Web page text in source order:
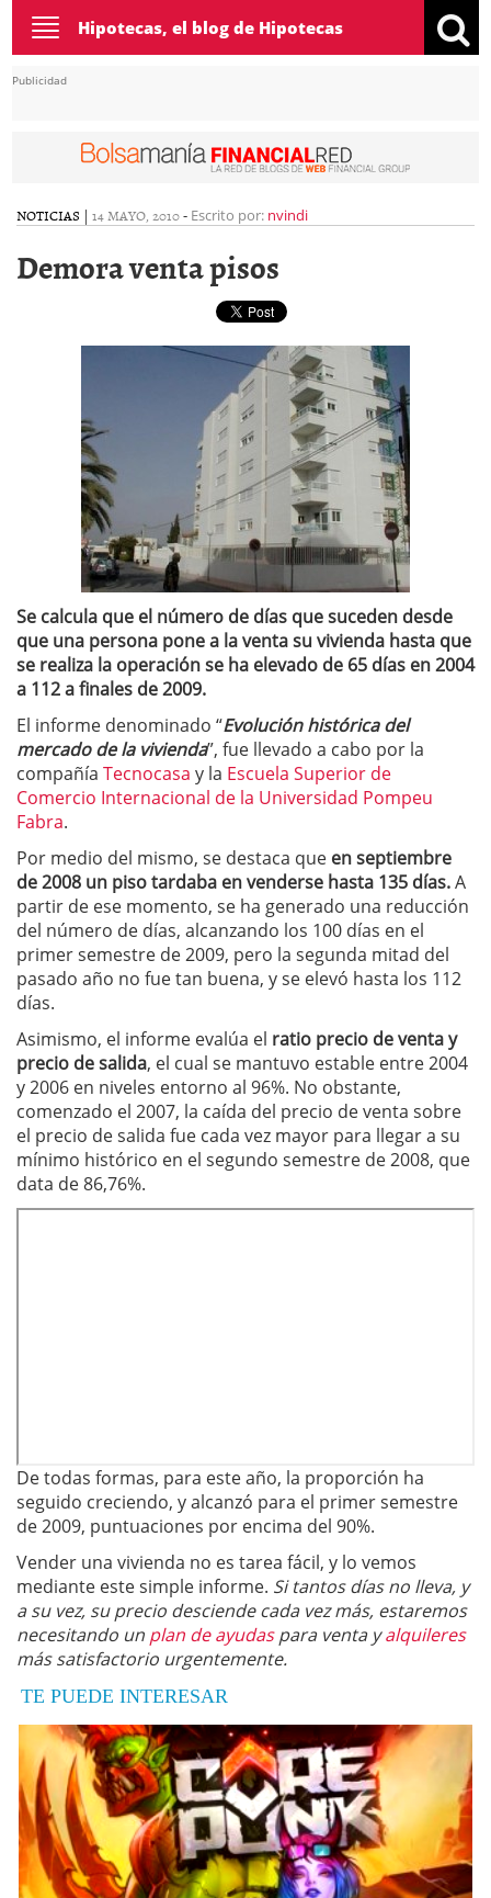
Toggle
navigation
Hipotecas, el blog de Hipotecas
Publicidad
NOTICIAS | 14 MAYO, 2010- Escrito por: nvindi
Demora venta pisos
Se calcula que el número de días que suceden desde
que una persona pone a la venta su vivienda hasta que
se realiza la operación se ha elevado de 65 días en 2004
a 112 a finales de 2009.
El informe denominado “Evolución histórica del
mercado de la vivienda”, fue llevado a cabo por la
compañía Tecnocasa y la Escuela Superior de
Comercio Internacional de la Universidad Pompeu
Fabra.
Por medio del mismo, se destaca que en septiembre
de 2008 un piso tardaba en venderse hasta 135 días.A
partir de ese momento, se ha generado una reducción
del número de días, alcanzando los 100 días en el
primer semestre de 2009, pero la segunda mitad del
pasado año no fue tan buena, y se elevó hasta los 112
días.
Asimismo, el informe evalúa el ratio precio de venta y
precio de salida, el cual se mantuvo estable entre 2004
y 2006 en niveles entorno al 96%. No obstante,
comenzado el 2007, la caída del precio de venta sobre
el precio de salida fue cada vez mayor para llegar a su
mínimo histórico en el segundo semestre de 2008, que
data de 86,76%.
De todas formas, para este año, la proporción ha
seguido creciendo, y alcanzó para el primer semestre
de 2009, puntuaciones por encima del 90%.
Vender una vivienda no es tarea fácil, y lo vemos
mediante este simple informe. Si tantos días no lleva, y
a su vez, su precio desciende cada vez más, estaremos
necesitando un plan de ayudaspara venta yalquileres
más satisfactorio urgentemente.
TE PUEDE INTERESAR